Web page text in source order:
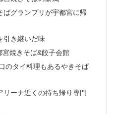
ばグランプリが宇都宮に帰
引き継いだ味
焼きそば&餃子会館
のタイ料理もあるやきそば
リーナ近くの持ち帰り専門